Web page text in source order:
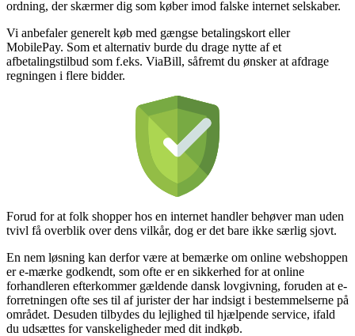
ordning, der skærmer dig som køber imod falske internet selskaber.
Vi anbefaler generelt køb med gængse betalingskort eller
MobilePay. Som et alternativ burde du drage nytte af et
afbetalingstilbud som f.eks. ViaBill, såfremt du ønsker at afdrage
regningen i flere bidder.
Forud for at folk shopper hos en internet handler behøver man uden
tvivl få overblik over dens vilkår, dog er det bare ikke særlig sjovt.
En nem løsning kan derfor være at bemærke om online webshoppen
er e-mærke godkendt, som ofte er en sikkerhed for at online
forhandleren efterkommer gældende dansk lovgivning, foruden at e-
forretningen ofte ses til af jurister der har indsigt i bestemmelserne på
området. Desuden tilbydes du lejlighed til hjælpende service, ifald
du udsættes for vanskeligheder med dit indkøb.